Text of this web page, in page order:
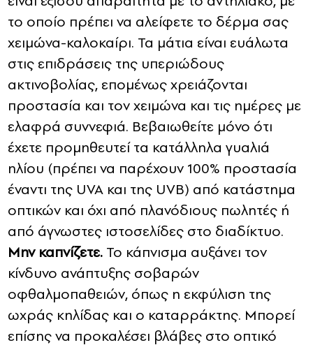
το οποίο πρέπει να αλείφετε το δέρμα σας
χειμώνα-καλοκαίρι. Τα μάτια είναι ευάλωτα
στις επιδράσεις της υπεριώδους
ακτινοβολίας, επομένως χρειάζονται
προστασία και τον χειμώνα και τις ημέρες με
ελαφρά συννεφιά. Βεβαιωθείτε μόνο ότι
έχετε προμηθευτεί τα κατάλληλα γυαλιά
ηλίου (πρέπει να παρέχουν 100% προστασία
έναντι της UVA και της UVB) από κατάστημα
οπτικών και όχι από πλανόδιους πωλητές ή
από άγνωστες ιστοσελίδες στο διαδίκτυο.
Μην καπνίζετε. Το κάπνισμα αυξάνει τον
κίνδυνο ανάπτυξης σοβαρών
οφθαλμοπαθειών, όπως η εκφύλιση της
ωχράς κηλίδας και ο καταρράκτης. Μπορεί
επίσης να προκαλέσει βλάβες στο οπτικό